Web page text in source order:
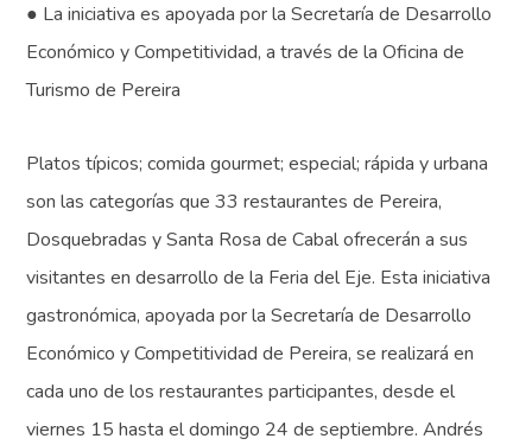
● La iniciativa es apoyada por la Secretaría de Desarrollo
Económico y Competitividad, a través de la Oficina de
Turismo de Pereira
Platos típicos; comida gourmet; especial; rápida y urbana
son las categorías que 33 restaurantes de Pereira,
Dosquebradas y Santa Rosa de Cabal ofrecerán a sus
visitantes en desarrollo de la Feria del Eje. Esta iniciativa
gastronómica, apoyada por la Secretaría de Desarrollo
Económico y Competitividad de Pereira, se realizará en
cada uno de los restaurantes participantes, desde el
viernes 15 hasta el domingo 24 de septiembre. Andrés